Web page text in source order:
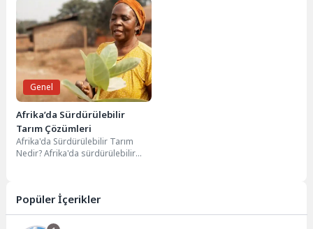
Genel
Afrika’da Sürdürülebilir
Tarım Çözümleri
Afrika'da Sürdürülebilir Tarım
Nedir? Afrika'da sürdürülebilir
Popüler İçerikler